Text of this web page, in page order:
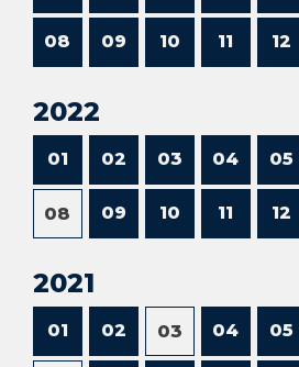
08 09 10 11 12
2022
01 02 03 04 05
08 09 10 11 12
2021
01 02 03 04 05